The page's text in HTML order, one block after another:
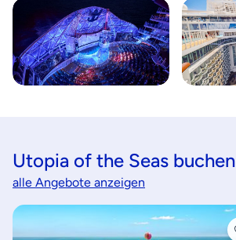
Utopia of the Seas buchen
alle Angebote anzeigen